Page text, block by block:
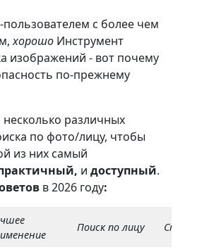
пользователем с более чем
хорошо Инструмент
изображений - вот почему
по-прежнему
различных
по фото/лицу, чтобы
из них самый
и доступный.
в 2026 году:
Поиск по лицу